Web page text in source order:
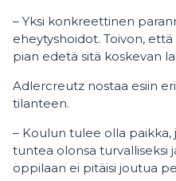
– Yksi konkreettinen
eheytyshoidot. Toivon,
pian edetä sitä koskevan
Adlercreutz nostaa esiin
tilanteen.
– Koulun tulee olla paikka,
tuntea olonsa turvalliseksi
oppilaan ei pitäisi joutua